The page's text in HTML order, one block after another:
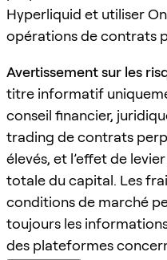
Hyperliquid et utiliser
opérations de contrats
Avertissement sur les
titre informatif
conseil financier,
trading de contrats
élevés, et l’effet de
totale du capital. Les
conditions de marché
toujours les
des plateformes